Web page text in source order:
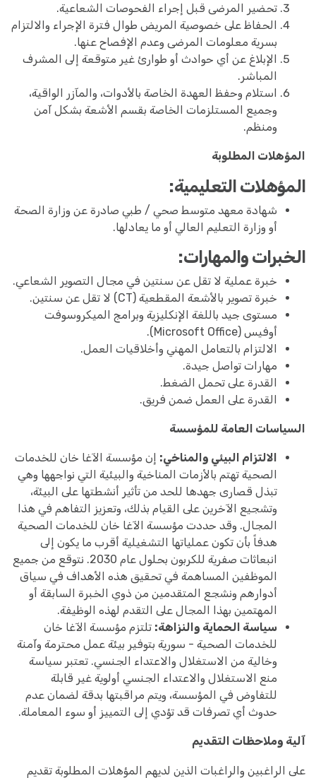
تحضير المرضى قبل إجراء الفحوصات الشعاعية.
الحفاظ على خصوصية المريض طوال فترة الإجراء والالتزام
بسرية معلومات المرضى وعدم الإفصاح عنها.
الإبلاغ عن أي حوادث أو طوارئ غير متوقعة إلى المشرف
المباشر.
استلام وحفظ العهدة الخاصة بالأدوات، والمآزر الواقية،
وجميع المستلزمات الخاصة بقسم الأشعة بشكل آمن
ومنظم.
المؤهلات المطلوبة
المؤهلات التعليمية:
شهادة معهد متوسط صحي / طبي صادرة عن وزارة الصحة
أو وزارة التعليم العالي أو ما يعادلها.
الخبرات والمهارات:
خبرة عملية لا تقل عن سنتين في مجال التصوير الشعاعي.
خبرة تصوير بالأشعة المقطعية (CT) لا تقل عن سنتين.
مستوى جيد باللغة الإنكليزية وبرامج الميكروسوفت
أوفيس (Microsoft Office).
الالتزام بالتعامل المهني وأخلاقيات العمل.
مهارات تواصل جيدة.
القدرة على تحمل الضغط.
القدرة على العمل ضمن فريق.
السياسات العامة للمؤسسة
الالتزام البيئي والمناخي: إن مؤسسة الآغا خان للخدمات
الصحية تهتم بالأزمات المناخية والبيئية التي نواجهها وهي
تبذل قصارى جهدها للحد من تأثير أنشطتها على البيئة،
وتشجيع الآخرين على القيام بذلك، وتعزيز التفاهم في هذا
المجال. وقد حددت مؤسسة الآغا خان للخدمات الصحية
هدفاً بأن تكون عملياتها التشغيلية أقرب ما يكون إلى
انبعاثات صفرية للكربون بحلول عام 2030. نتوقع من جميع
الموظفين المساهمة في تحقيق هذه الأهداف في سياق
أدوارهم ونشجع المتقدمين من ذوي الخبرة السابقة أو
المهتمين بهذا المجال على التقدم لهذه الوظيفة.
سياسة الحماية والنزاهة: تلتزم مؤسسة الآغا خان
للخدمات الصحية - سورية بتوفير بيئة عمل محترمة وآمنة
وخالية من الاستغلال والاعتداء الجنسي. تعتبر سياسة
منع الاستغلال والاعتداء الجنسي أولوية غير قابلة
للتفاوض في المؤسسة، ويتم مراقبتها بدقة لضمان عدم
حدوث أي تصرفات قد تؤدي إلى التمييز أو سوء المعاملة.
آلية وملاحظات التقديم
على الراغبين والراغبات الذين لديهم المؤهلات المطلوبة تقديم